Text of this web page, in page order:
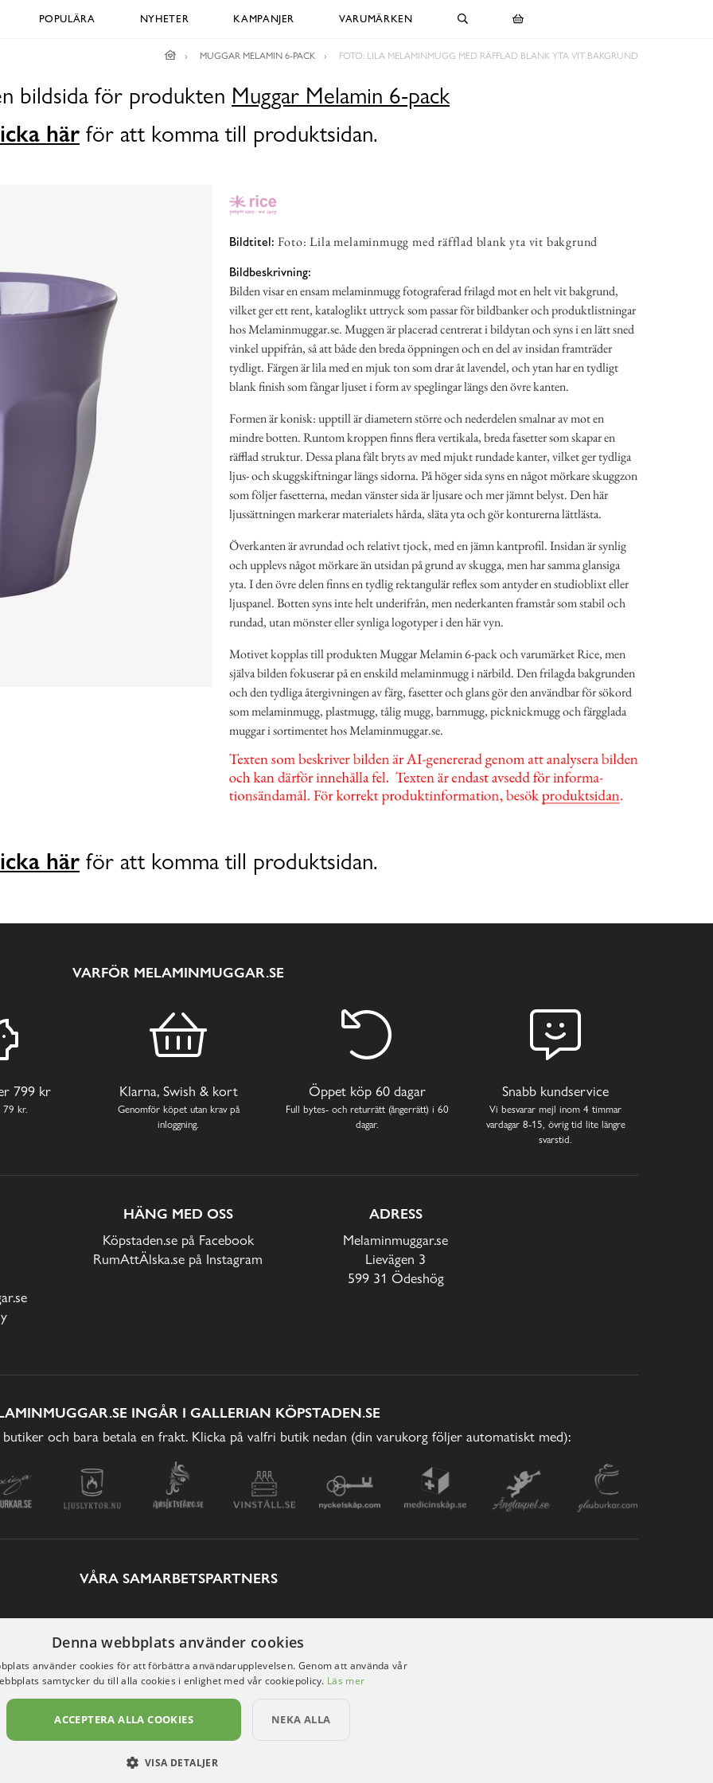
POPULÄRA NYHETER KAMPANJER VARUMÄRKEN
MUGGAR MELAMIN 6-PACK FOTO: LILA MELAMINMUGG MED RÄFFLAD BLANK YTA VIT BAKGRUND
bildsida för produkten Muggar Melamin 6-pack
här för att komma till produktsidan.
Bildtitel: Foto: Lila melaminmugg med räfflad blank yta vit bakgrund
Bildbeskrivning:
Bilden visar en ensam melaminmugg fotograferad frilagd mot en helt vit bakgrund,
vilket ger ett rent, kataloglikt uttryck som passar för bildbanker och produktlistningar
hos Melaminmuggar.se. Muggen är placerad centrerat i bildytan och syns i en lätt sned
vinkel uppifrån, så att både den breda öppningen och en del av insidan framträder
tydligt. Färgen är lila med en mjuk ton som drar åt lavendel, och ytan har en tydligt
blank finish som fångar ljuset i form av speglingar längs den övre kanten.
Formen är konisk: upptill är diametern större och nederdelen smalnar av mot en
mindre botten. Runtom kroppen finns flera vertikala, breda fasetter som skapar en
räfflad struktur. Dessa plana fält bryts av med mjukt rundade kanter, vilket ger tydliga
ljus- och skuggskiftningar längs sidorna. På höger sida syns en något mörkare skuggzon
som följer fasetterna, medan vänster sida är ljusare och mer jämnt belyst. Den här
ljussättningen markerar materialets hårda, släta yta och gör konturerna lättlästa.
Överkanten är avrundad och relativt tjock, med en jämn kantprofil. Insidan är synlig
och upplevs något mörkare än utsidan på grund av skugga, men har samma glansiga
yta. I den övre delen finns en tydlig rektangulär reflex som antyder en studioblixt eller
ljuspanel. Botten syns inte helt underifrån, men nederkanten framstår som stabil och
rundad, utan mönster eller synliga logotyper i den här vyn.
Motivet kopplas till produkten Muggar Melamin 6-pack och varumärket Rice, men
själva bilden fokuserar på en enskild melaminmugg i närbild. Den frilagda bakgrunden
och den tydliga återgivningen av färg, fasetter och glans gör den användbar för sökord
som melaminmugg, plastmugg, tålig mugg, barnmugg, picknickmugg och färgglada
muggar i sortimentet hos Melaminmuggar.se.
här för att komma till produktsidan.
VARFÖR MELAMINMUGGAR.SE
799 kr
79 kr.
Klarna, Swish & kort
Genomför köpet utan krav på
inloggning.
Öppet köp 60 dagar
Full bytes- och returrätt (ångerrätt) i 60
dagar.
Snabb kundservice
Vi besvarar mejl inom 4 timmar
vardagar 8-15, övrig tid lite längre
svarstid.
HÄNG MED OSS
Köpstaden.se på Facebook
RumAttÄlska.se på Instagram
ADRESS
Melaminmuggar.se
Lievägen 3
599 31 Ödeshög
INGÅR I GALLERIAN KÖPSTADEN.SE
och bara betala en frakt. Klicka på valfri butik nedan (din varukorg följer automatiskt med):
VÅRA SAMARBETSPARTNERS
Denna webbplats använder cookies
använder cookies för att förbättra användarupplevelsen. Genom att använda vår
samtycker du till alla cookies i enlighet med vår cookiepolicy. Läs mer
ACCEPTERA ALLA COOKIES NEKA ALLA
VISA DETALJER